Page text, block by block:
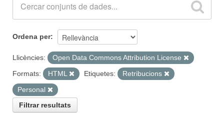
Ordena per
Llicències:
Open Data Commons Attribution License
Formats:
HTML Etiquetes:
Retribucions
Personal
Filtrar resultats